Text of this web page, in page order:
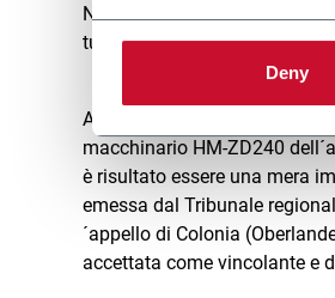
Deny
Non tollereremo pertanto
tutto simile ai nostri prodotti.
Ad esempio, a questo
macchinario HM-ZD240
è risultato essere una mera
emessa dal Tribunale
´appello di Colonia
accettata come vincolante e